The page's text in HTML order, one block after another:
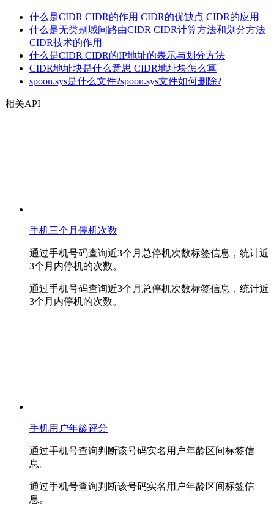
什么是CIDR CIDR的作用 CIDR的优缺点 CIDR的应用
什么是无类别域间路由CIDR CIDR计算方法和划分方法
CIDR技术的作用
什么是CIDR CIDR的IP地址的表示与划分方法
CIDR地址块是什么意思 CIDR地址块怎么算
spoon.sys是什么文件?spoon.sys文件如何删除?
相关API
手机三个月停机次数
通过手机号码查询近3个月总停机次数标签信息，统计近
3个月内停机的次数。
通过手机号码查询近3个月总停机次数标签信息，统计近
3个月内停机的次数。
手机用户年龄评分
通过手机号查询判断该号码实名用户年龄区间标签信
息。
通过手机号查询判断该号码实名用户年龄区间标签信
息。